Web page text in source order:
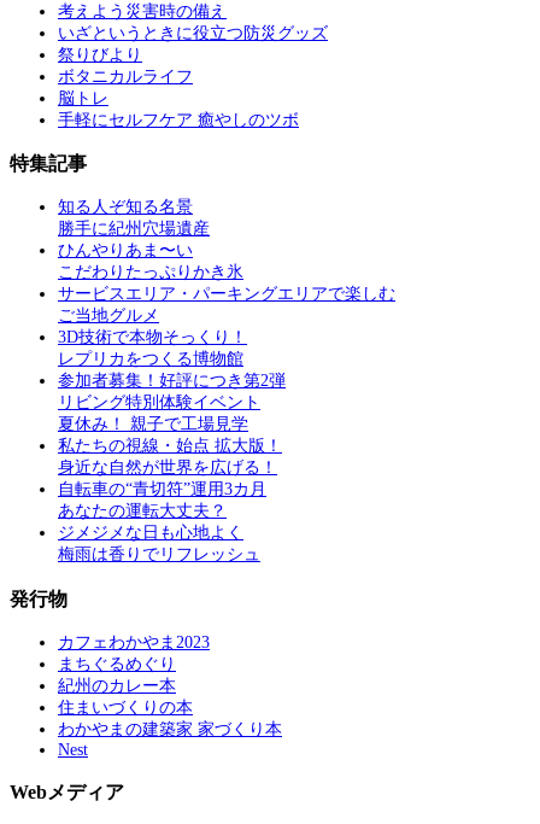
考えよう災害時の備え
いざというときに役立つ防災グッズ
祭りびより
ボタニカルライフ
脳トレ
手軽にセルフケア 癒やしのツボ
特集記事
知る人ぞ知る名景
勝手に紀州穴場遺産
ひんやりあま〜い
こだわりたっぷりかき氷
サービスエリア・パーキングエリアで楽しむ
ご当地グルメ
3D技術で本物そっくり！
レプリカをつくる博物館
参加者募集！好評につき第2弾
リビング特別体験イベント
夏休み！ 親子で工場見学
私たちの視線・始点 拡大版！
身近な自然が世界を広げる！
自転車の“青切符”運用3カ月
あなたの運転大丈夫？
ジメジメな日も心地よく
梅雨は香りでリフレッシュ
発行物
カフェわかやま2023
まちぐるめぐり
紀州のカレー本
住まいづくりの本
わかやまの建築家 家づくり本
Nest
Webメディア